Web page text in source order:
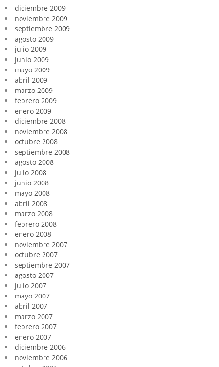
diciembre 2009
noviembre 2009
septiembre 2009
agosto 2009
julio 2009
junio 2009
mayo 2009
abril 2009
marzo 2009
febrero 2009
enero 2009
diciembre 2008
noviembre 2008
octubre 2008
septiembre 2008
agosto 2008
julio 2008
junio 2008
mayo 2008
abril 2008
marzo 2008
febrero 2008
enero 2008
noviembre 2007
octubre 2007
septiembre 2007
agosto 2007
julio 2007
mayo 2007
abril 2007
marzo 2007
febrero 2007
enero 2007
diciembre 2006
noviembre 2006